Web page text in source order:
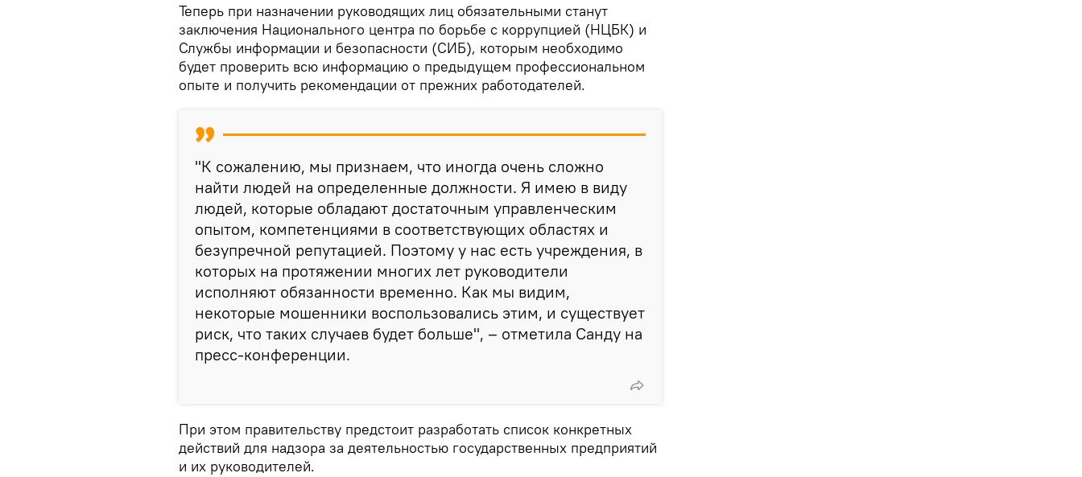
Теперь при назначении руководящих лиц обязательными станут
заключения Национального центра по борьбе с коррупцией (НЦБК) и
Службы информации и безопасности (СИБ), которым необходимо
будет проверить всю информацию о предыдущем профессиональном
опыте и получить рекомендации от прежних работодателей.
"К сожалению, мы признаем, что иногда очень сложно
найти людей на определенные должности. Я имею в виду
людей, которые обладают достаточным управленческим
опытом, компетенциями в соответствующих областях и
безупречной репутацией. Поэтому у нас есть учреждения, в
которых на протяжении многих лет руководители
исполняют обязанности временно. Как мы видим,
некоторые мошенники воспользовались этим, и существует
риск, что таких случаев будет больше", – отметила Санду на
пресс-конференции.
При этом правительству предстоит разработать список конкретных
действий для надзора за деятельностью государственных предприятий
и их руководителей.